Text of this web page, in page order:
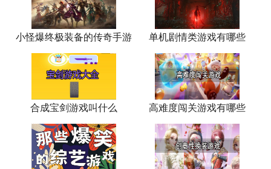
小怪爆终极装备的传奇手游 单机剧情类游戏有哪些
合成宝剑游戏叫什么 高难度闯关游戏有哪些